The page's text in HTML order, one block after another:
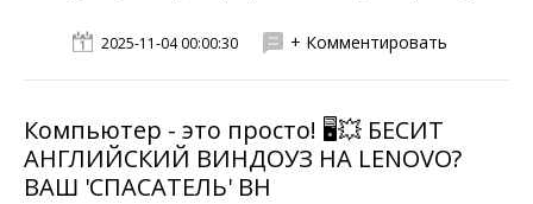
2025-11-04 00:00:30 + Комментировать
Компьютер - это просто! 🖥️💥 БЕСИТ
АНГЛИЙСКИЙ ВИНДОУЗ НА LENOVO?
ВАШ 'СПАСАТЕЛЬ' ВН